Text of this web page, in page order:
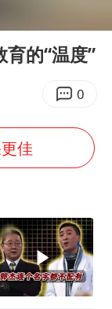
费会更低吗
宇树科技王兴兴身家有望超200亿元
涨近百元
法国下周开始禁止未经同意的电话营销
郑国霖回应去景区上班被保安拦下
古巴工作组
曝韩足协曾为外籍裁判安排性招待
育的“温度”
0
佳